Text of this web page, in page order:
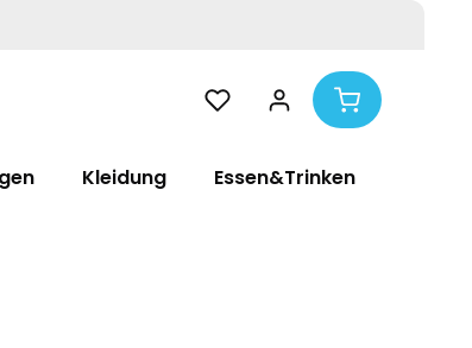
Kleidung Essen&Trinken